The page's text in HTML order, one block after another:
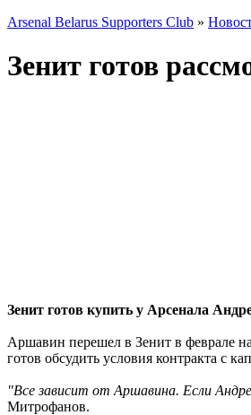
Arsenal Belarus Supporters Club »
Зенит готов
Зенит готов купить у Арсенала
Аршавин перешел в Зенит в феврале
готов обсудить условия контракта с
"Все зависит от Аршавина. Если
Митрофанов.